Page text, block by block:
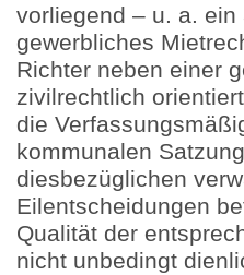
vorliegend – u. a.
gewerbliches
Richter neben einer
zivilrechtlich
die
kommunalen
diesbezüglichen
Eilentscheidungen
Qualität der
nicht unbedingt